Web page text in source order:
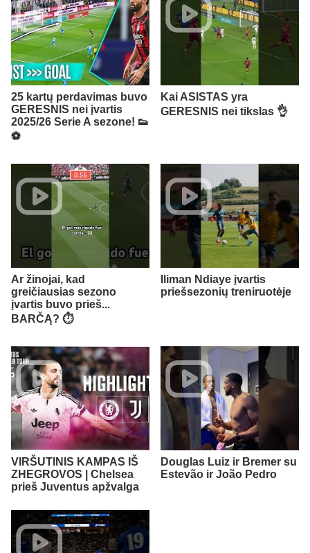
25 kartų perdavimas buvo
GERESNIS nei įvartis
2025/26 Serie A sezone! 👟
⚽
Kai ASISTAS yra
GERESNIS nei tikslas 👌
Ar žinojai, kad
greičiausias sezono
įvartis buvo prieš...
BARČĄ? ⏱️
Iliman Ndiaye įvartis
priešsezonių treniruotėje
VIRŠUTINIS KAMPAS IŠ
ZHEGROVOS | Chelsea
prieš Juventus apžvalga
Douglas Luiz ir Bremer su
Estevão ir João Pedro